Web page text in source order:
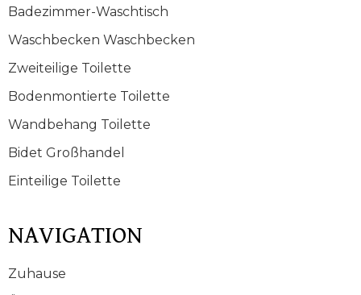
Badezimmer-Waschtisch
Waschbecken Waschbecken
Zweiteilige Toilette
Bodenmontierte Toilette
Wandbehang Toilette
Bidet Großhandel
Einteilige Toilette
NAVIGATION
Zuhause